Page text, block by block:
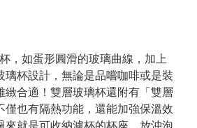
，如蛋形圓滑的玻璃曲線，加上
璃杯設計，無論是品嚐咖啡或是裝
緻合適！雙層玻璃杯還附有「雙層
僅也有隔熱功能，還能加強保溫效